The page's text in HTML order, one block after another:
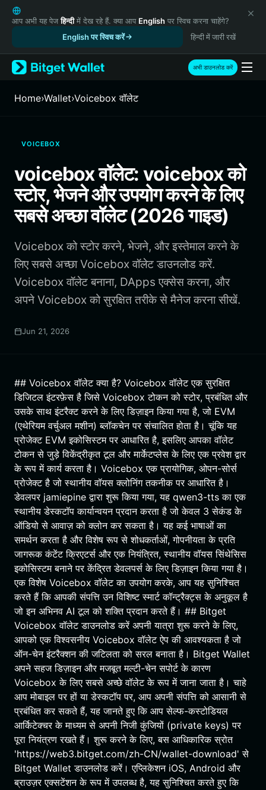
English
日本語
Русский
Español (Latinoamérica)
Türkçe
Italiano
繁體中文
Português (Portugal)
Bahasa Indonesia
ภาษาไทย
Português (Brasil)
Español (Argentina)
आप अभी यह पेजहिन्दीमें देख रहे हैं. क्या आप English पर स्विच करना चाहेंगे?
English पर स्विच करें
हिन्दी में जारी रखें
अभी डाउनलोड करें
Home›Wallet›Voicebox वॉलेट
VOICEBOX
voicebox वॉलेट: voicebox को
स्टोर, भेजने और उपयोग करने के लिए
सबसे अच्छा वॉलेट (2026 गाइड)
Voicebox को स्टोर करने, भेजने, और इस्तेमाल करने के
लिए सबसे अच्छा Voicebox वॉलेट डाउनलोड करें.
Voicebox वॉलेट बनाना, DApps एक्सेस करना, और
अपने Voicebox को सुरक्षित तरीके से मैनेज करना सीखें.
Jun 21, 2026
## Voicebox वॉलेट क्या है? Voicebox वॉलेट एक सुरक्षित
डिजिटल इंटरफ़ेस है जिसे Voicebox टोकन को स्टोर, प्रबंधित और
उसके साथ इंटरैक्ट करने के लिए डिज़ाइन किया गया है, जो EVM
(एथेरियम वर्चुअल मशीन) ब्लॉकचेन पर संचालित होता है। चूंकि यह
प्रोजेक्ट EVM इकोसिस्टम पर आधारित है, इसलिए आपका वॉलेट
टोकन से जुड़े विकेंद्रीकृत टूल और मार्केटप्लेस के लिए एक प्रवेश द्वार
के रूप में कार्य करता है। Voicebox एक प्रायोगिक, ओपन-सोर्स
प्रोजेक्ट है जो स्थानीय वॉयस क्लोनिंग तकनीक पर आधारित है।
डेवलपर jamiepine द्वारा शुरू किया गया, यह qwen3-tts का एक
स्थानीय डेस्कटॉप कार्यान्वयन प्रदान करता है जो केवल 3 सेकंड के
ऑडियो से आवाज़ को क्लोन कर सकता है। यह कई भाषाओं का
समर्थन करता है और विशेष रूप से शोधकर्ताओं, गोपनीयता के प्रति
जागरूक कंटेंट क्रिएटर्स और एक नियंत्रित, स्थानीय वॉयस सिंथेसिस
इकोसिस्टम बनाने पर केंद्रित डेवलपर्स के लिए डिज़ाइन किया गया है।
एक विशेष Voicebox वॉलेट का उपयोग करके, आप यह सुनिश्चित
करते हैं कि आपकी संपत्ति उन विशिष्ट स्मार्ट कॉन्ट्रैक्ट्स के अनुकूल है
जो इन अभिनव AI टूल को शक्ति प्रदान करते हैं। ## Bitget
Voicebox वॉलेट डाउनलोड करें अपनी यात्रा शुरू करने के लिए,
आपको एक विश्वसनीय Voicebox वॉलेट ऐप की आवश्यकता है जो
ऑन-चेन इंटरैक्शन की जटिलता को सरल बनाता है। Bitget Wallet
अपने सहज डिज़ाइन और मजबूत मल्टी-चेन सपोर्ट के कारण
Voicebox के लिए सबसे अच्छे वॉलेट के रूप में जाना जाता है। चाहे
आप मोबाइल पर हों या डेस्कटॉप पर, आप अपनी संपत्ति को आसानी से
प्रबंधित कर सकते हैं, यह जानते हुए कि आप सेल्फ-कस्टोडियल
आर्किटेक्चर के माध्यम से अपनी निजी कुंजियों (private keys) पर
पूरा नियंत्रण रखते हैं। शुरू करने के लिए, बस आधिकारिक स्रोत
'https://web3.bitget.com/zh-CN/wallet-download' से
Bitget Wallet डाउनलोड करें। एप्लिकेशन iOS, Android और
ब्राउज़र एक्सटेंशन के रूप में उपलब्ध है, यह सुनिश्चित करते हुए कि